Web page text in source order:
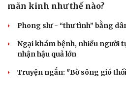
mãn kinh như thế nào?
Phong slư - “thư tình” bằng
Ngại khám bệnh, nhiều người
nhận hậu quả lớn
Truyện ngắn: "Bờ sông gió